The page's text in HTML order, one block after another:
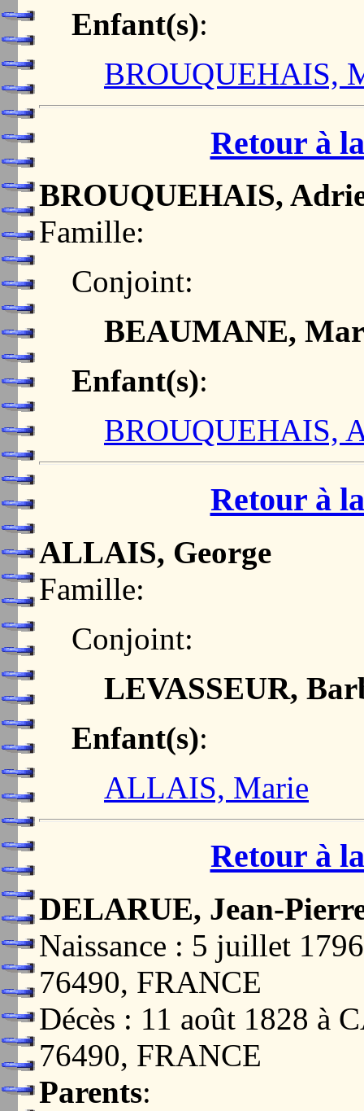
Enfant(s):
BROUQUEHAIS,
Retour à
BROUQUEHAIS,
Famille:
Conjoint:
BEAUMANE,
Enfant(s):
BROUQUEHAIS,
Retour à
ALLAIS, George
Famille:
Conjoint:
LEVASSEUR,
Enfant(s):
ALLAIS, Marie
Retour à
DELARUE, Jean-
Naissance : 5 juillet
76490, FRANCE
Décès : 11 août 1828 à
76490, FRANCE
Parents: